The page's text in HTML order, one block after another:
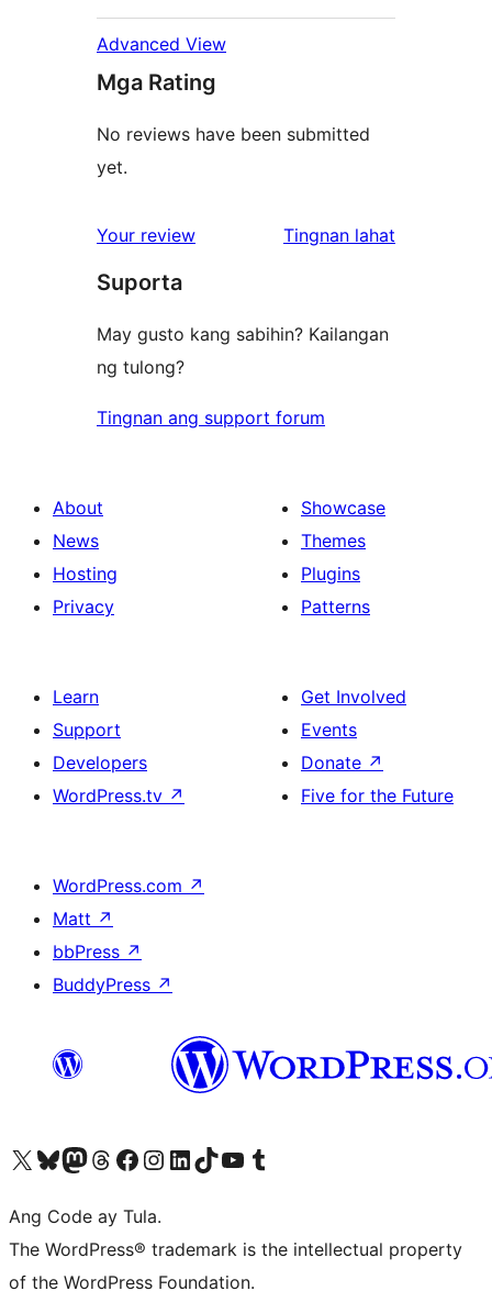
Advanced View
Mga Rating
No reviews have been submitted
yet.
Your review Tingnan lahat
Suporta
May gusto kang sabihin? Kailangan
ng tulong?
Tingnan ang support forum
About
News
Hosting
Privacy
Showcase
Themes
Plugins
Patterns
Learn
Support
Developers
WordPress.tv ↗
Get Involved
Events
Donate ↗
Five for the Future
WordPress.com ↗
Matt ↗
bbPress ↗
BuddyPress ↗
Visit our X (formerly Twitter) account
Bisitahin ang aming Bluesky account
Visit our Mastodon account
Bisitahin ang aming Threads account
Visit our Facebook page
Visit our Instagram account
Visit our LinkedIn account
Bisitahin ang aming TikTok account
Visit our YouTube channel
Bisitahin ang aming Tumblr account
Ang Code ay Tula.
The WordPress® trademark is the intellectual property
of the WordPress Foundation.